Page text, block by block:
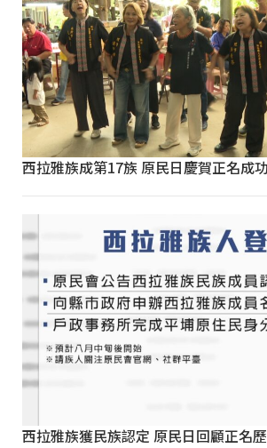
西拉雅族成第17族 原民日慶賀正名成功
西拉雅族獲民族認定 原民日回顧正名